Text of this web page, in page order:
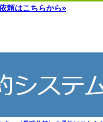
頼はこちらから»